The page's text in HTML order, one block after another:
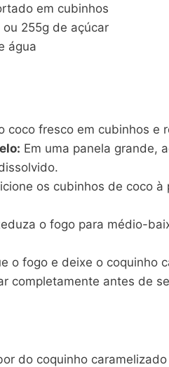
em cubinhos
255g de açúcar
água
coco fresco em cubinhos e
Em uma panela grande,
os cubinhos de coco
o fogo para médio-
o fogo e deixe o coquinho
completamente antes de
do coquinho